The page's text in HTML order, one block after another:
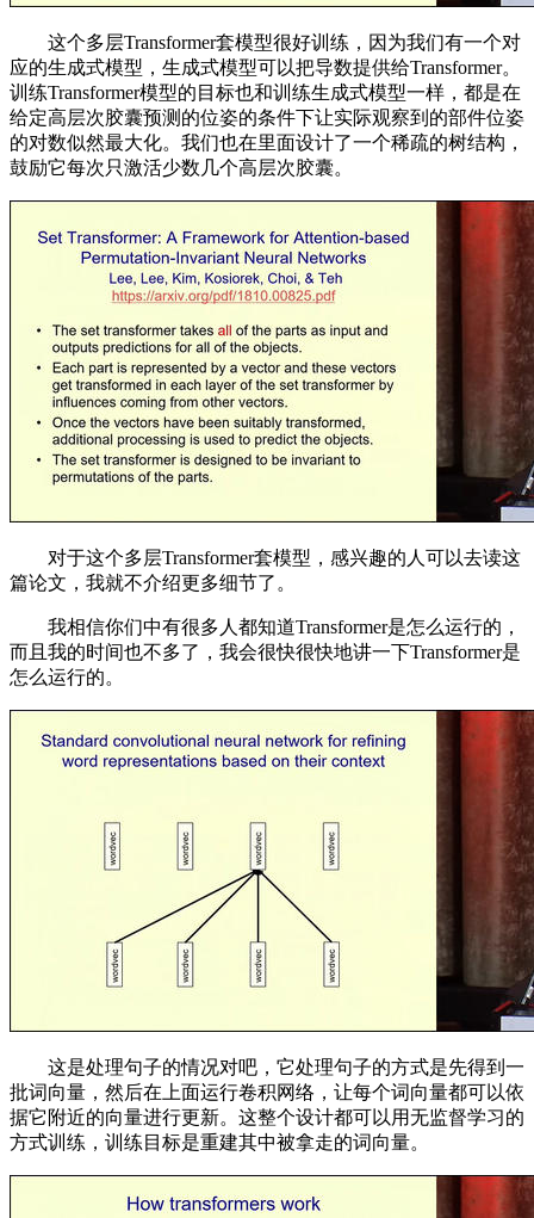
这个多层Transformer套模型很好训练，因为我们有一个对
应的生成式模型，生成式模型可以把导数提供给Transformer。
训练Transformer模型的目标也和训练生成式模型一样，都是在
给定高层次胶囊预测的位姿的条件下让实际观察到的部件位姿
的对数似然最大化。我们也在里面设计了一个稀疏的树结构，
鼓励它每次只激活少数几个高层次胶囊。
对于这个多层Transformer套模型，感兴趣的人可以去读这
篇论文，我就不介绍更多细节了。
我相信你们中有很多人都知道Transformer是怎么运行的，
而且我的时间也不多了，我会很快很快地讲一下Transformer是
怎么运行的。
这是处理句子的情况对吧，它处理句子的方式是先得到一
批词向量，然后在上面运行卷积网络，让每个词向量都可以依
据它附近的向量进行更新。这整个设计都可以用无监督学习的
方式训练，训练目标是重建其中被拿走的词向量。